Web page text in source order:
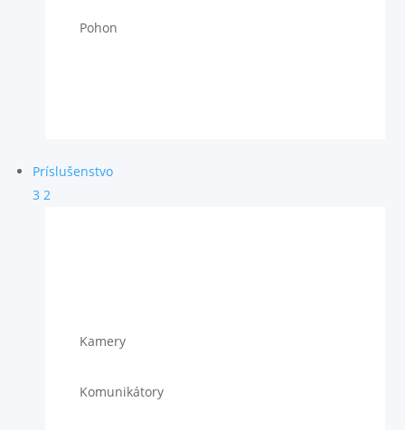
Pohon
Príslušenstvo
3 2
Kamery
Komunikátory